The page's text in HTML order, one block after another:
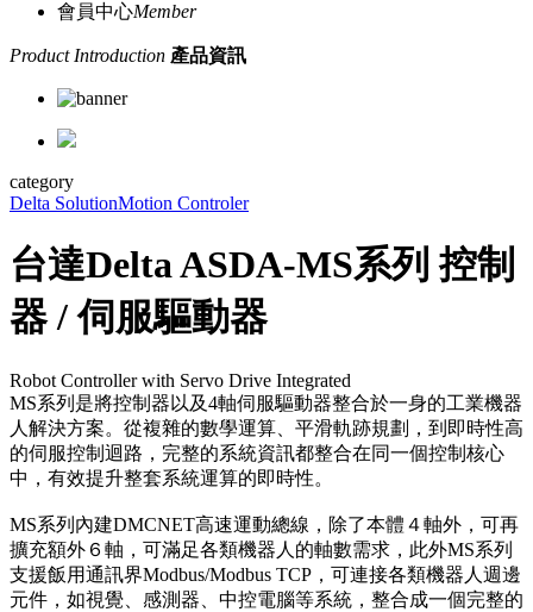
會員中心Member
Product Introduction 產品資訊
category
Delta SolutionMotion Controler
台達Delta ASDA-MS系列 控制
器 / 伺服驅動器
Robot Controller with Servo Drive Integrated
MS系列是將控制器以及4軸伺服驅動器整合於一身的工業機器
人解決方案。從複雜的數學運算、平滑軌跡規劃，到即時性高
的伺服控制迴路，完整的系統資訊都整合在同一個控制核心
中，有效提升整套系統運算的即時性。
MS系列內建DMCNET高速運動總線，除了本體４軸外，可再
擴充額外６軸，可滿足各類機器人的軸數需求，此外MS系列
支援飯用通訊界Modbus/Modbus TCP，可連接各類機器人週邊
元件，如視覺、感測器、中控電腦等系統，整合成一個完整的